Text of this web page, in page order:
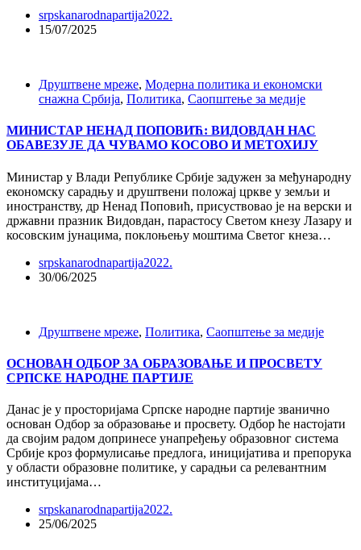
srpskanarodnapartija2022.
15/07/2025
Друштвене мреже, Модерна политика и економски
снажна Србија, Политика, Саопштење за медије
МИНИСТАР НЕНАД ПОПОВИЋ: ВИДОВДАН НАС
ОБАВЕЗУЈЕ ДА ЧУВАМО КОСОВО И МЕТОХИЈУ
Министар у Влади Републике Србије задужен за међународну
економску сарадњу и друштвени положај цркве у земљи и
иностранству, др Ненад Поповић, присуствовао је на верски и
државни празник Видовдан, парастосу Светом кнезу Лазару и
косовским јунацима, поклоњењу моштима Светог кнеза…
srpskanarodnapartija2022.
30/06/2025
Друштвене мреже, Политика, Саопштење за медије
ОСНОВАН ОДБОР ЗА ОБРАЗОВАЊЕ И ПРОСВЕТУ
СРПСКЕ НАРОДНЕ ПАРТИЈЕ
Данас је у просторијама Српске народне партије званично
основан Одбор за образовање и просвету. Одбор ће настојати
да својим радом допринесе унапређењу образовног система
Србије кроз формулисање предлога, иницијатива и препорука
у области образовне политике, у сарадњи са релевантним
институцијама…
srpskanarodnapartija2022.
25/06/2025